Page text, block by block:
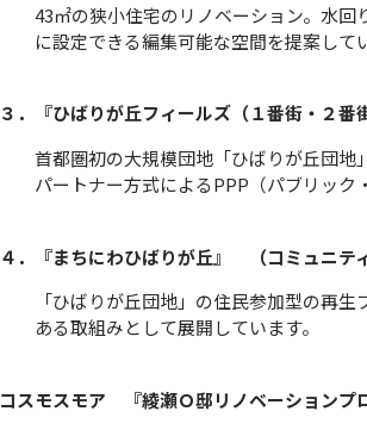
43㎡の狭小住宅のリノベーション。水
に設定できる編集可能な空間を提案して
３．『ひばりが丘フィールズ（１番街・２
首都圏初の大規模団地「ひばりが丘団
パートナー方式によるPPP（パブリック
４．『まちにわひばりが丘』 （コミュニテ
「ひばりが丘団地」の住民参加型の再
ある取組みとして展開しています。
コスモスモア 『綾瀬Ｏ邸リノベーションプ